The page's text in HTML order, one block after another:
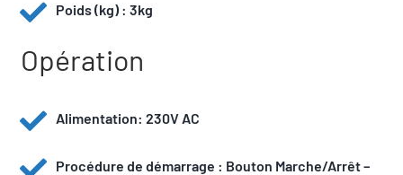
Poids (kg) : 3kg
Opération
Alimentation: 230V AC
Procédure de démarrage : Bouton Marche/Arrêt –